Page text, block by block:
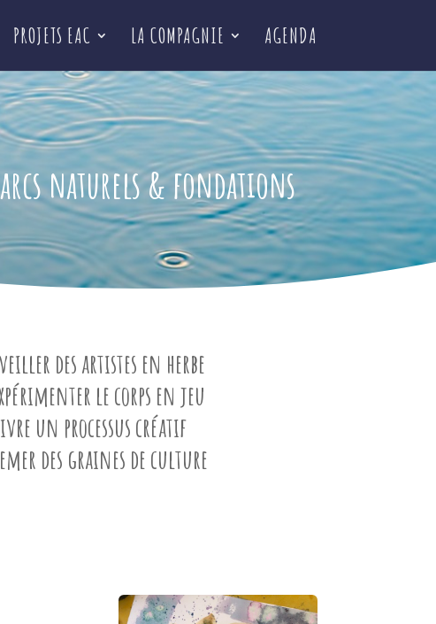
PROJETS EAC LA COMPAGNIE AGENDA
naturels & fondations
des artistes en herbe
le corps en jeu
un processus créatif
des graines de culture